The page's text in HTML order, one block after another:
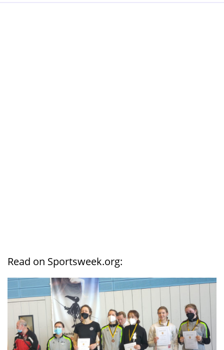
Read on Sportsweek.org: